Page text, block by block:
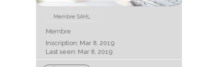
Membre SAHL
Membre
Inscription: Mar 8, 2019
Last seen: Mar 8, 2019